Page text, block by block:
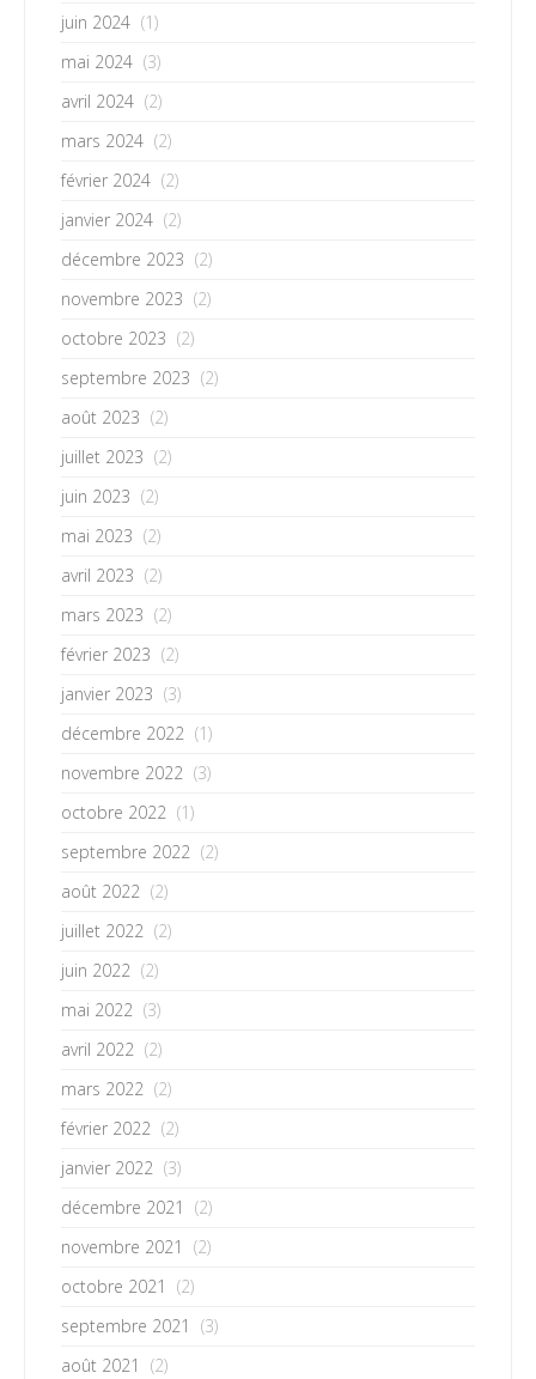
juin 2024 (1)
mai 2024 (3)
avril 2024 (2)
mars 2024 (2)
février 2024 (2)
janvier 2024 (2)
décembre 2023 (2)
novembre 2023 (2)
octobre 2023 (2)
septembre 2023 (2)
août 2023 (2)
juillet 2023 (2)
juin 2023 (2)
mai 2023 (2)
avril 2023 (2)
mars 2023 (2)
février 2023 (2)
janvier 2023 (3)
décembre 2022 (1)
novembre 2022 (3)
octobre 2022 (1)
septembre 2022 (2)
août 2022 (2)
juillet 2022 (2)
juin 2022 (2)
mai 2022 (3)
avril 2022 (2)
mars 2022 (2)
février 2022 (2)
janvier 2022 (3)
décembre 2021
(2)
novembre 2021
(2)
octobre 2021
(2)
septembre 2021
(3)
août 2021
(2)